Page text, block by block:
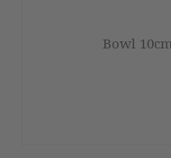
Bowl